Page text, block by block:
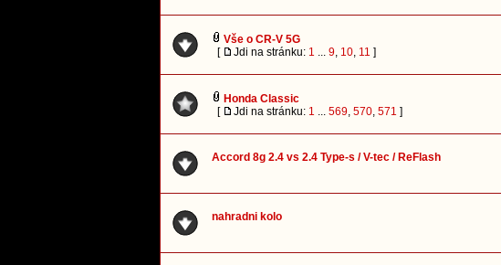
Vše o CR-V 5G
[
Jdi na stránku: 1 ... 9, 10, 11 ]
Honda Classic
[
Jdi na stránku: 1 ... 569, 570, 571 ]
Accord 8g 2.4 vs 2.4 Type-s / V-tec / ReFlash
nahradni kolo